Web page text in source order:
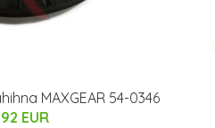
MAXGEAR 54-0346
EUR